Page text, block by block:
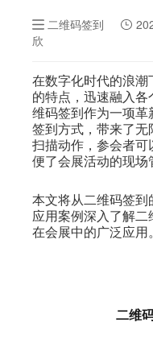
二维码签到
欣
在数字化时代的浪潮
的特点，迅速融入各
维码签到作为一项革
签到方式，带来了无
扫描动作，参会者可
便了会展活动的现场
本文将从二维码签到
应用案例深入了解二
在会展中的广泛应用
二维